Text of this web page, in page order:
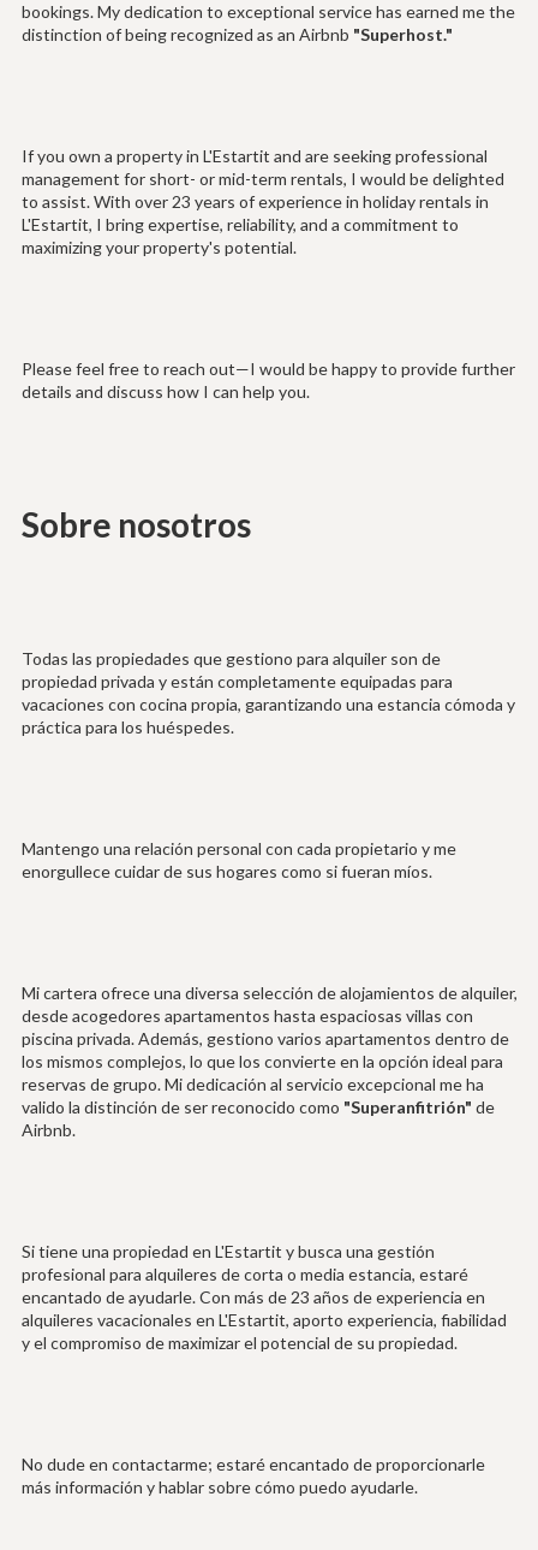
bookings. My dedication to exceptional service has earned me the
distinction of being recognized as an Airbnb "Superhost."
If you own a property in L'Estartit and are seeking professional
management for short- or mid-term rentals, I would be delighted
to assist. With over 23 years of experience in holiday rentals in
L'Estartit, I bring expertise, reliability, and a commitment to
maximizing your property's potential.
Please feel free to reach out—I would be happy to provide further
details and discuss how I can help you.
Sobre nosotros
Todas las propiedades que gestiono para alquiler son de
propiedad privada y están completamente equipadas para
vacaciones con cocina propia, garantizando una estancia cómoda y
práctica para los huéspedes.
Mantengo una relación personal con cada propietario y me
enorgullece cuidar de sus hogares como si fueran míos.
Mi cartera ofrece una diversa selección de alojamientos de alquiler,
desde acogedores apartamentos hasta espaciosas villas con
piscina privada. Además, gestiono varios apartamentos dentro de
los mismos complejos, lo que los convierte en la opción ideal para
reservas de grupo. Mi dedicación al servicio excepcional me ha
valido la distinción de ser reconocido como "Superanfitrión" de
Airbnb.
Si tiene una propiedad en L'Estartit y busca una gestión
profesional para alquileres de corta o media estancia, estaré
encantado de ayudarle. Con más de 23 años de experiencia en
alquileres vacacionales en L'Estartit, aporto experiencia, fiabilidad
y el compromiso de maximizar el potencial de su propiedad.
No dude en contactarme; estaré encantado de proporcionarle
más información y hablar sobre cómo puedo ayudarle.